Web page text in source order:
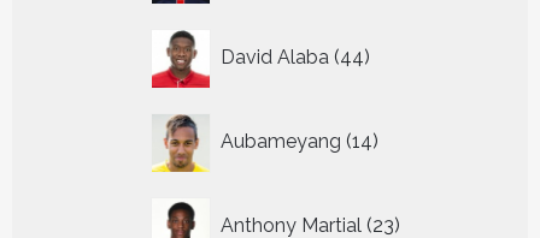
David Alaba 44
producten
Aubameyang 14
producten
Anthony Martial 23